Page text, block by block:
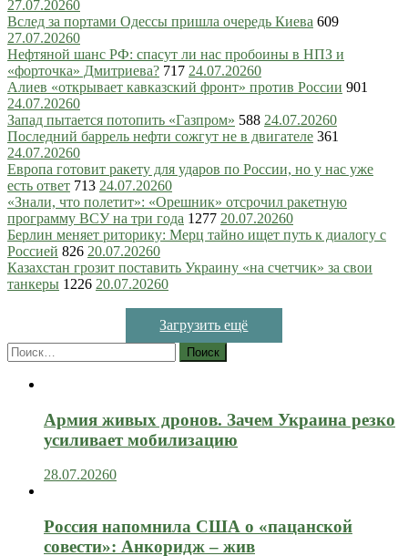
27.07.20260
Вслед за портами Одессы пришла очередь Киева 609
27.07.20260
Нефтяной шанс РФ: спасут ли нас пробоины в НПЗ и
«форточка» Дмитриева? 717 24.07.20260
Алиев «открывает кавказский фронт» против России 901
24.07.20260
Запад пытается потопить «Газпром» 588 24.07.20260
Последний баррель нефти сожгут не в двигателе 361
24.07.20260
Европа готовит ракету для ударов по России, но у нас уже
есть ответ 713 24.07.20260
«Знали, что полетит»: «Орешник» отсрочил ракетную
программу ВСУ на три года 1277 20.07.20260
Берлин меняет риторику: Мерц тайно ищет путь к диалогу с
Россией 826 20.07.20260
Казахстан грозит поставить Украину «на счетчик» за свои
танкеры 1226 20.07.20260
Загрузить ещё
Найти:
Армия живых дронов. Зачем Украина резко
усиливает мобилизацию
28.07.20260
Россия напомнила США о «пацанской
совести»: Анкоридж – жив